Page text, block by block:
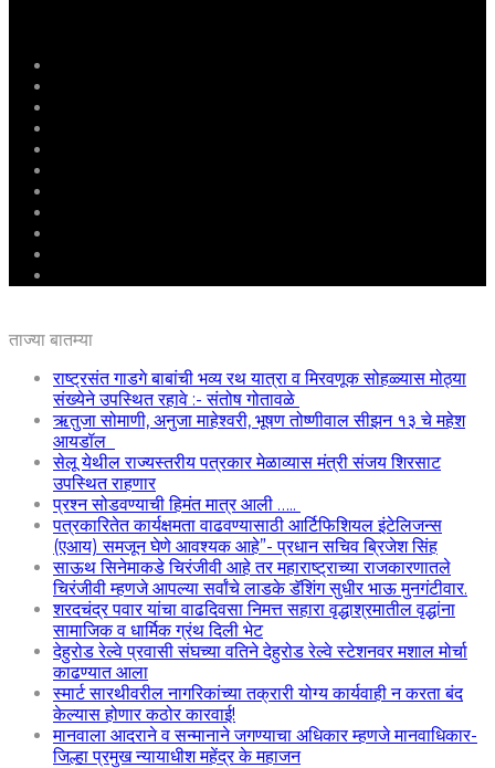
ताज्या बातम्या
राष्ट्रसंत गाडगे बाबांची भव्य रथ यात्रा व मिरवणूक सोहळ्यास मोठ्या
संख्येने उपस्थित रहावे :- संतोष गोतावळे
ऋतुजा सोमाणी, अनुजा माहेश्वरी, भूषण तोष्णीवाल सीझन १३ चे महेश
आयडॉल
सेलू येथील राज्यस्तरीय पत्रकार मेळाव्यास मंत्री संजय शिरसाट
उपस्थित राहणार
प्रश्न सोडवण्याची हिमंत मात्र आली …..
पत्रकारितेत कार्यक्षमता वाढवण्यासाठी आर्टिफिशियल इंटेलिजन्स
(एआय) समजून घेणे आवश्यक आहे”- प्रधान सचिव ब्रिजेश सिंह
साऊथ सिनेमाकडे चिरंजीवी आहे तर महाराष्ट्राच्या राजकारणातले
चिरंजीवी म्हणजे आपल्या सर्वांचे लाडके डॅशिंग सुधीर भाऊ मुनगंटीवार.
शरदचंद्र पवार यांचा वाढदिवसा निमत्त सहारा वृद्धाश्रमातील वृद्धांना
सामाजिक व धार्मिक ग्रंथ दिली भेट
देहुरोड रेल्वे प्रवासी संघच्या वतिने देहुरोड रेल्वे स्टेशनवर मशाल मोर्चा
काढण्यात आला
स्मार्ट सारथीवरील नागरिकांच्या तक्रारी योग्य कार्यवाही न करता बंद
केल्यास होणार कठोर कारवाई!
मानवाला आदराने व सन्मानाने जगण्याचा अधिकार म्हणजे मानवाधिकार-
जिल्हा प्रमुख न्यायाधीश महेंद्र के महाजन